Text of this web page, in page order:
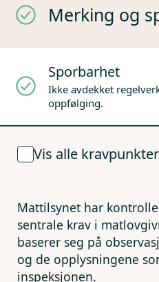
Merking og
Sporbarhet
Ikke avdekket
oppfølging.
Vis alle kravpunkter
Mattilsynet har
sentrale krav i
baserer seg på
og de opplysningene
inspeksjonen.